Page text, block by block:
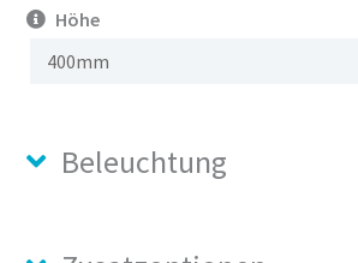
Höhe
Beleuchtung